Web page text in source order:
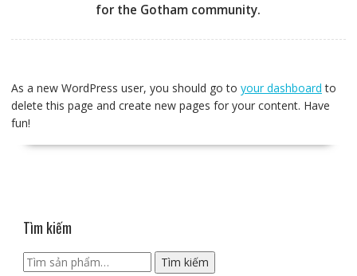
for the Gotham community.
As a new WordPress user, you should go to your dashboard to
delete this page and create new pages for your content. Have
fun!
Tìm kiếm
Tìm
Tìm kiếm